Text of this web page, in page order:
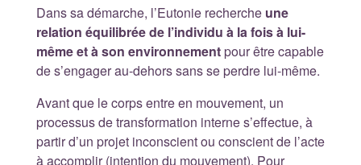
Dans sa démarche, l’Eutonie recherche une
relation équilibrée de l’individu à la fois à lui-
même et à son environnementpour être capable
de s’engager au-dehors sans se perdre lui-même.
Avant que le corps entre en mouvement, un
processus de transformation interne s’effectue, à
partir d’un projet inconscient ou conscient de l’acte
à accomplir (intention du mouvement). Pour